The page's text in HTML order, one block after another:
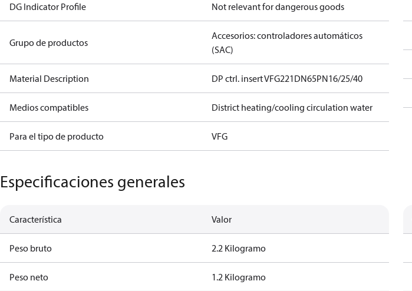
DG Indicator Profile Not relevant for dangerous goods
Grupo de productos
Accesorios: controladores automáticos
(SAC)
Material Description DP ctrl. insert VFG221DN65PN16/25/40
Medios compatibles District heating/cooling circulation water
Para el tipo de producto VFG
Especificaciones generales
Característica Valor
Peso bruto 2.2 Kilogramo
Peso neto 1.2 Kilogramo